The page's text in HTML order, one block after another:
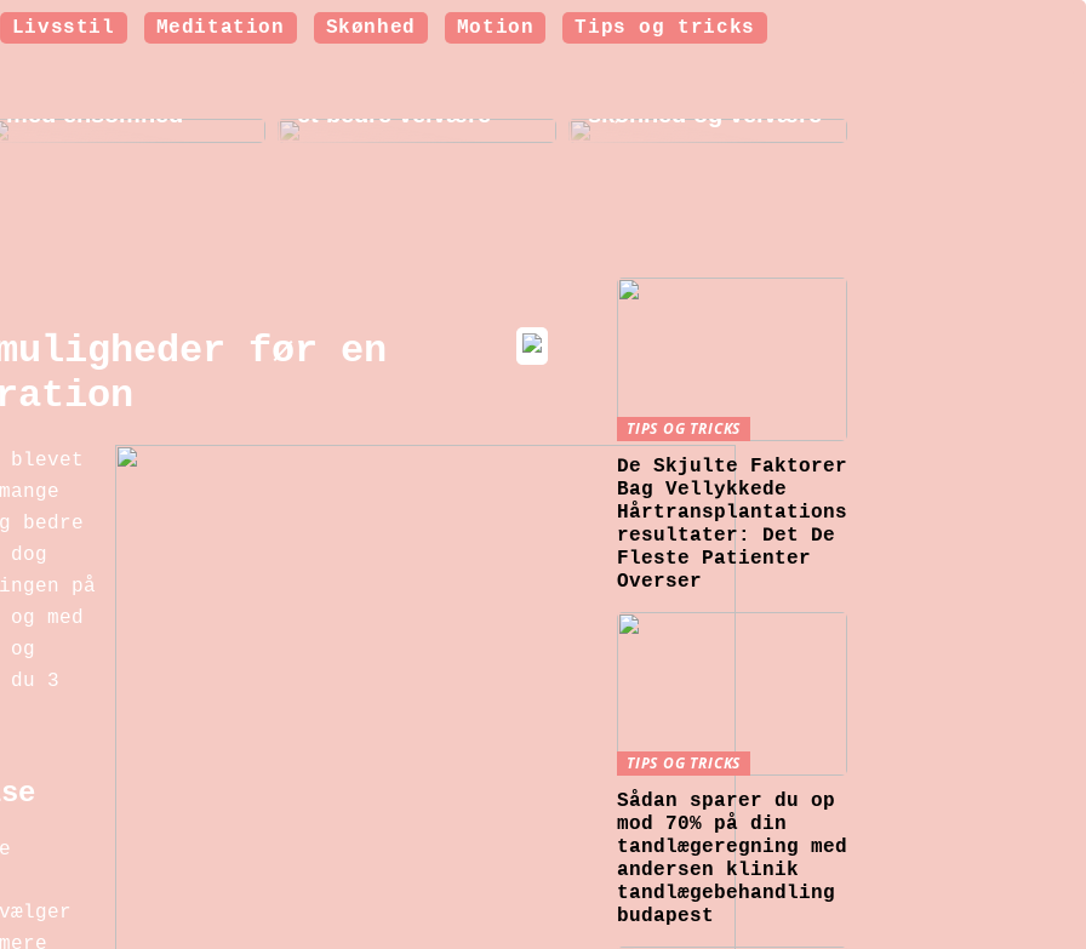
Livsstil Meditation Skønhed Motion Tips og tricks
Sådan kan en
med ensomhed
Hormonbehandling i
et bedre velvære
Botoxbehandlinger i
skønhed og velvære
før en
blevet
bedre
på
med
du 3
TIPS OG TRICKS
De Skjulte Faktorer
Bag Vellykkede
Hårtransplantations
resultater: Det De
Fleste Patienter
Overser
TIPS OG TRICKS
Sådan sparer du op
mod 70% på din
tandlægeregning med
andersen klinik
tandlægebehandling
budapest